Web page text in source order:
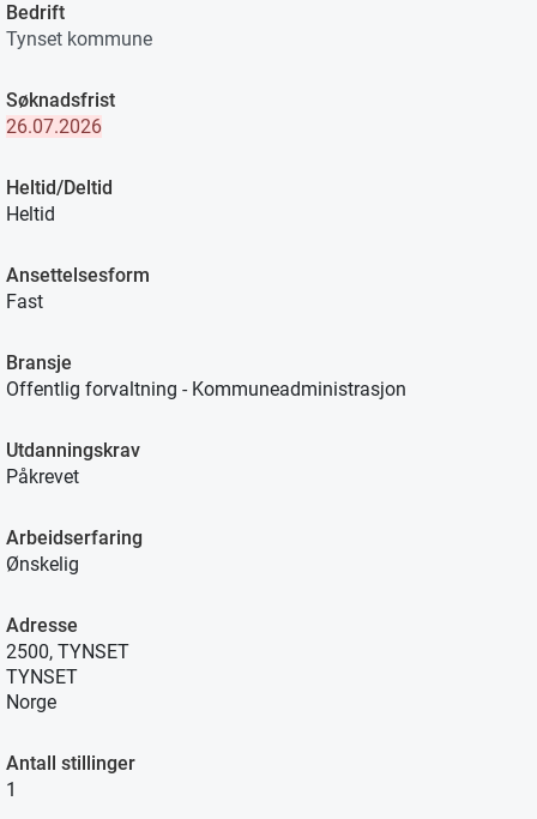
Bedrift
Tynset kommune
Søknadsfrist
26.07.2026
Heltid/Deltid
Heltid
Ansettelsesform
Fast
Bransje
Offentlig forvaltning - Kommuneadministrasjon
Utdanningskrav
Påkrevet
Arbeidserfaring
Ønskelig
Adresse
2500, TYNSET
TYNSET
Norge
Antall stillinger
1